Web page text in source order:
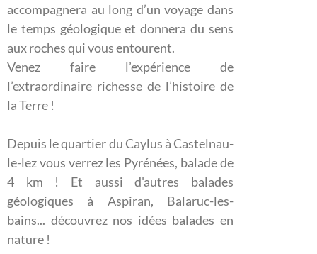
accompagnera au long d’un voyage dans
le temps géologique et donnera du sens
aux roches qui vous entourent.
Venez faire l’expérience de
l’extraordinaire richesse de l’histoire de
la Terre !
Depuis le quartier du Caylus à Castelnau-
le-lez vous verrez les Pyrénées, balade de
4 km ! Et aussi d'autres balades
géologiques à Aspiran, Balaruc-les-
bains... découvrez nos idées balades en
nature !